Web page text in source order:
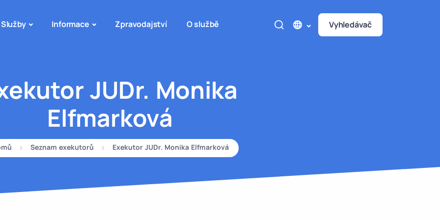
Služby Informace Zpravodajství O službě Vyhledávač
JUDr. Monika
Elfmarková
Seznam exekutorů Exekutor JUDr. Monika Elfmarková